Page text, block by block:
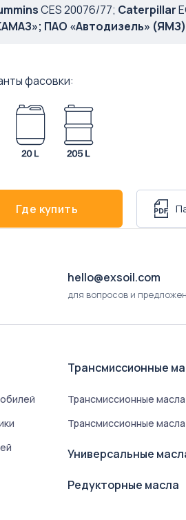
CES 20076/77; Caterpillar
ПАО «Автодизель» (ЯМЗ)
фасовки:
Где купить
для вопросов и
hello@exsoil.com
Универсальные
Трансмиссионные
Редукторные масла
Трансмиссионные
Трансмиссионные